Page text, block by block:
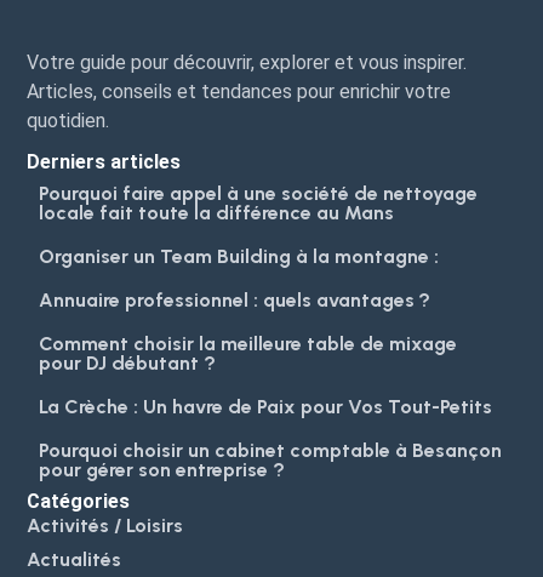
Votre guide pour découvrir, explorer et vous inspirer.
Articles, conseils et tendances pour enrichir votre
quotidien.
Derniers articles
Pourquoi faire appel à une société de nettoyage
locale fait toute la différence au Mans
Organiser un Team Building à la montagne :
Annuaire professionnel : quels avantages ?
Comment choisir la meilleure table de mixage
pour DJ débutant ?
La Crèche : Un havre de Paix pour Vos Tout-Petits
Pourquoi choisir un cabinet comptable à Besançon
pour gérer son entreprise ?
Catégories
Activités / Loisirs
Actualités